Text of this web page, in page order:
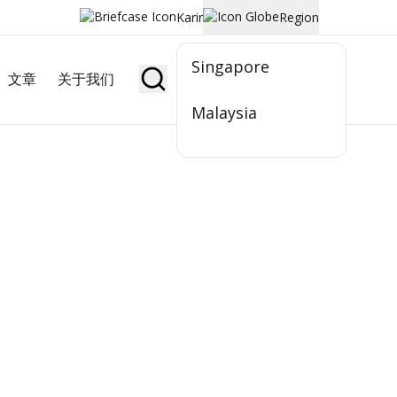
Karir Region
Singapore
Malaysia
文章 关于我们 Jadi Nasabah